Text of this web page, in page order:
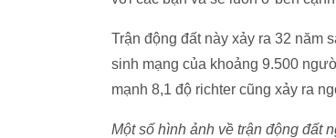
Trận động đất này xảy ra 32 năm
sinh mạng của khoảng 9.500
mạnh 8,1 độ richter cũng xảy ra
Một số hình ảnh về trận động đất